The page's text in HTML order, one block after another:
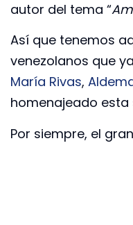
autor del tema “
Así que tenemos
venezolanos que
María Rivas,
homenajeado esta
Por siempre, el gran